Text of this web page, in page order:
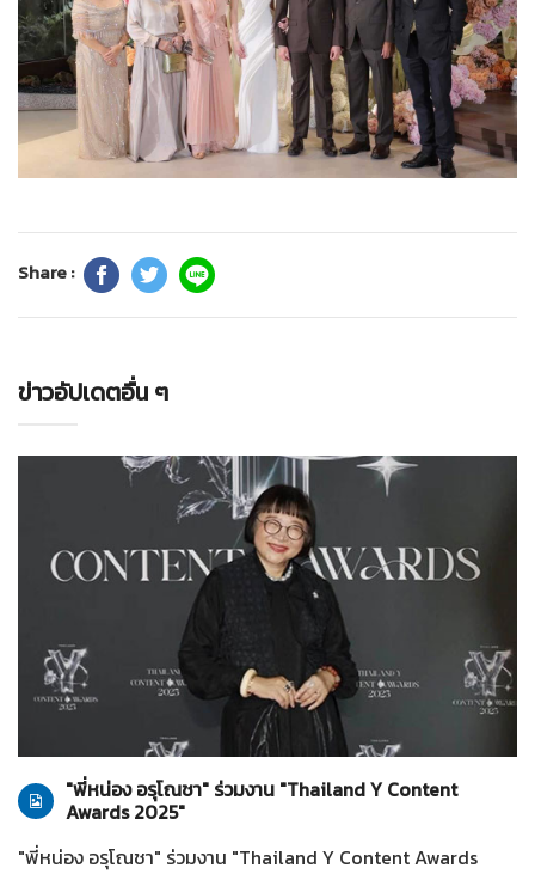
Share :
ข่าวอัปเดตอื่น ๆ
28-07-2569
"พี่หน่อง อรุโณชา" ร่วมงาน "Thailand Y Content
Awards 2025"
"พี่หน่อง อรุโณชา" ร่วมงาน "Thailand Y Content Awards